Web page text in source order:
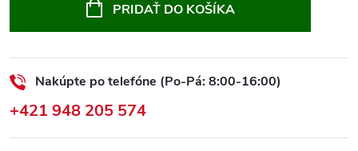
PRIDAŤ DO KOŠÍKA
Nakúpte po telefóne (Po-Pá: 8:00-16:00)
+421 948 205 574